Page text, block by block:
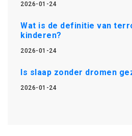
2026-01-24
Wat is de definitie van
kinderen?
2026-01-24
Is slaap zonder dromen
2026-01-24